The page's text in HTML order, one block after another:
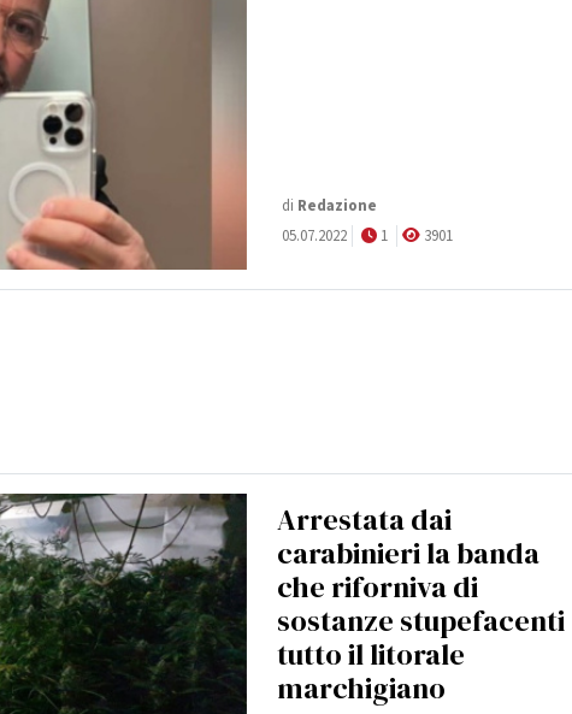
di Redazione
05.07.2022
1 3901
Arrestata dai
carabinieri la banda
che riforniva di
sostanze stupefacenti
tutto il litorale
marchigiano